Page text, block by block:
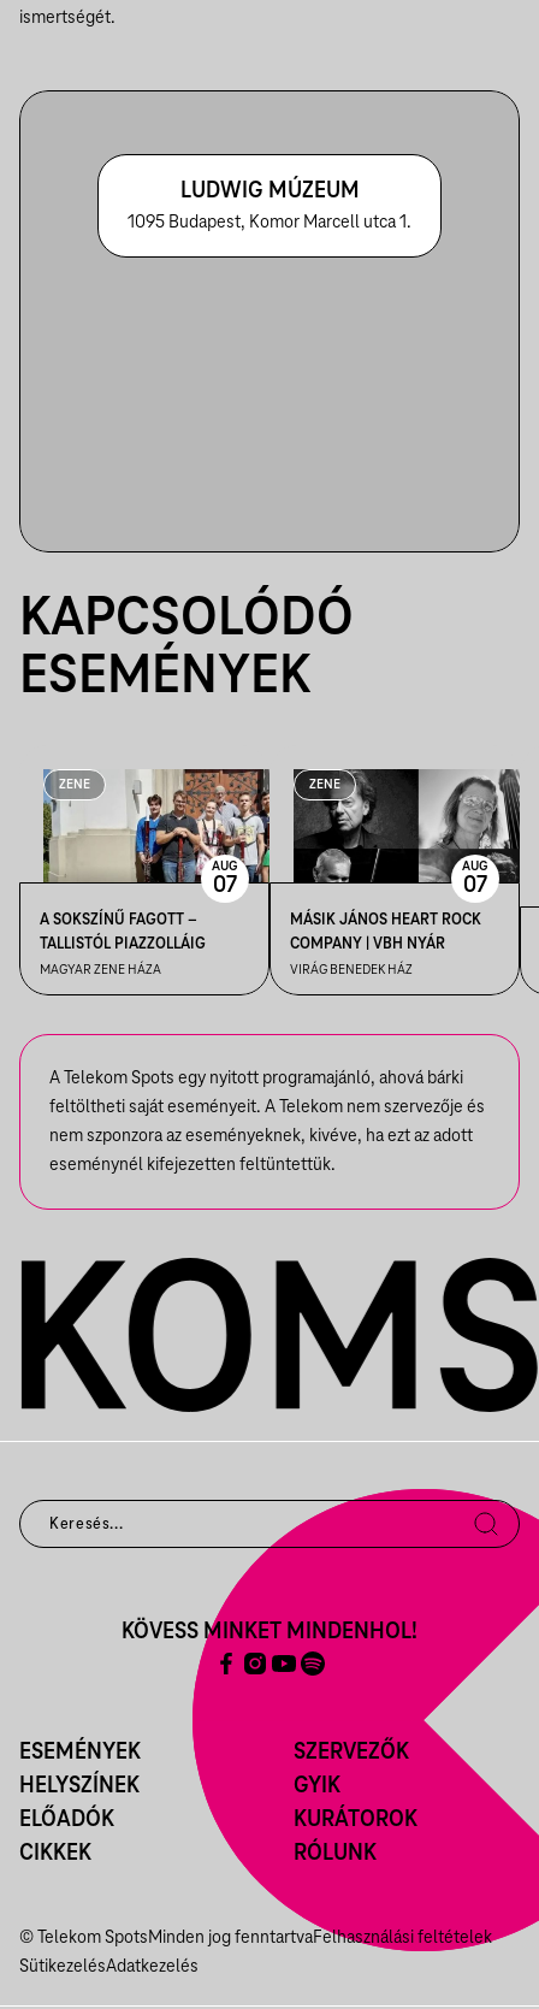
ismertségét.
LUDWIG MÚZEUM
1095 Budapest, Komor Marcell utca 1.
KAPCSOLÓDÓ
ESEMÉNYEK
ZENE
A SOKSZÍNŰ FAGOTT –
TALLISTÓL PIAZZOLLÁIG
MAGYAR ZENE HÁZA
AUG
07
ZENE
MÁSIK JÁNOS HEART ROCK
COMPANY | VBH NYÁR
VIRÁG BENEDEK HÁZ
AUG
07
A Telekom Spots egy nyitott programajánló, ahová bárki
feltöltheti saját eseményeit. A Telekom nem szervezője és
nem szponzora az eseményeknek, kivéve, ha ezt az adott
eseménynél kifejezetten feltüntettük.
ESEMÉNYEK
HELYSZÍNEK
ELŐADÓK
CIKKEK
SZERVEZŐK
GYIK
KURÁTOROK
RÓLUNK
KÖVESS MINKET MINDENHOL!
© Telekom SpotsMinden jog fenntartvaFelhasználási feltételek
SütikezelésAdatkezelés